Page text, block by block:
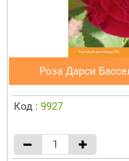
Роза Дарси
Код : 9927